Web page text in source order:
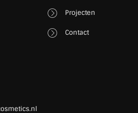
Projecten
Contact